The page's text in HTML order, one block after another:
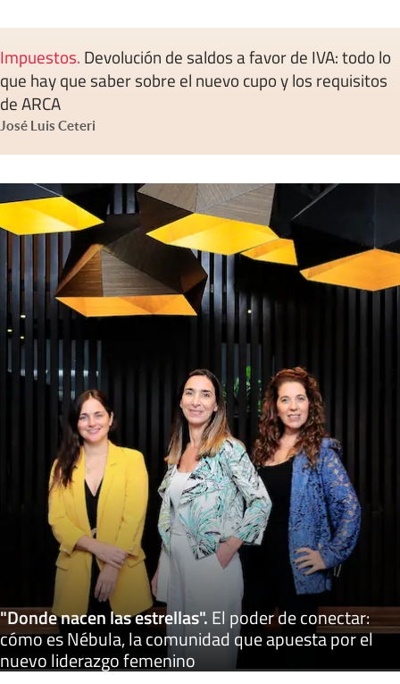
Impuestos. Devolución de saldos a favor de IVA: todo lo
que hay que saber sobre el nuevo cupo y los requisitos
de ARCA
José Luis Ceteri
"Donde nacen las estrellas".El poder de conectar:
cómo es Nébula, la comunidad que apuesta por el
nuevo liderazgo femenino